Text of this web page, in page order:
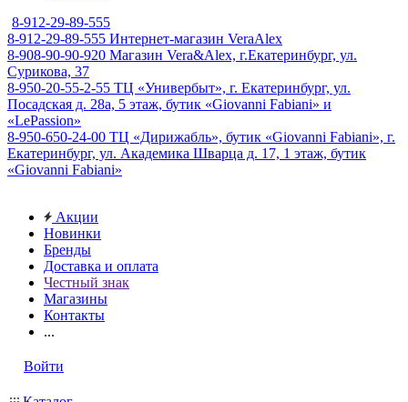
8-912-29-89-555
8-912-29-89-555 Интернет-магазин VeraAlex
8-908-90-90-920 Магазин Vera&Alex, г.Екатеринбург, ул.
Сурикова, 37
8-950-20-55-2-55 ТЦ «Универбыт», г. Екатеринбург, ул.
Посадская д. 28а, 5 этаж, бутик «Giovanni Fabiani» и
«LePassion»
8-950-650-24-00 ТЦ «Дирижабль», бутик «Giovanni Fabiani», г.
Екатеринбург, ул. Академика Шварца д. 17, 1 этаж, бутик
«Giovanni Fabiani»
Акции
Новинки
Бренды
Доставка и оплата
Честный знак
Магазины
Контакты
...
Войти